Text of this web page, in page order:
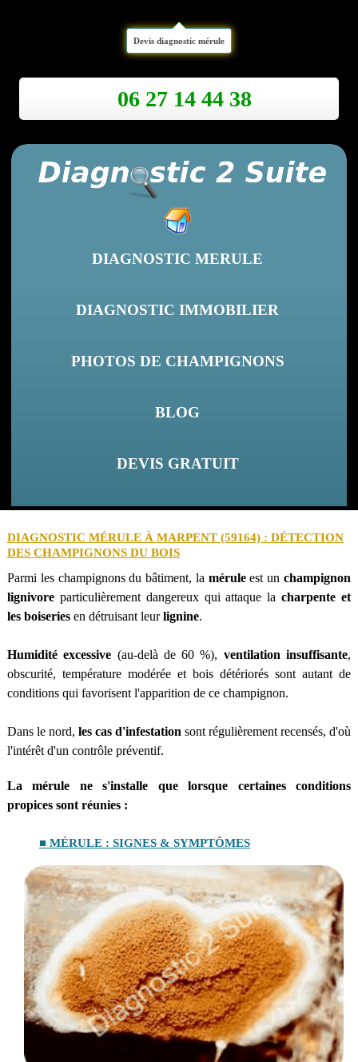
Devis diagnostic mérule
06 27 14 44 38
DIAGNOSTIC MERULE
DIAGNOSTIC IMMOBILIER
PHOTOS DE CHAMPIGNONS
BLOG
DEVIS GRATUIT
DIAGNOSTIC MÉRULE À MARPENT (59164) : DÉTECTION
DES CHAMPIGNONS DU BOIS
Parmi les champignons du bâtiment, la méruleest unchampignon
lignivoreparticulièrement dangereux qui attaque lacharpente et
les boiseriesen détruisant leurlignine.
Humidité excessive (au-delà de 60 %), ventilation insuffisante,
obscurité, température modérée et bois détériorés sont autant de
conditions qui favorisent l'apparition de ce champignon.
Dans le nord, les cas d'infestation sont régulièrement recensés, d'où
l'intérêt d'un contrôle préventif.
La mérule ne s'installe que lorsque certaines conditions
propices sont réunies :
■ MÉRULE : SIGNES & SYMPTÔMES